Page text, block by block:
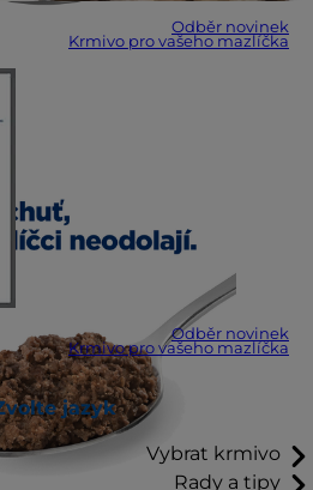
Odběr novinek
Krmivo pro vašeho mazlíčka
Odběr novinek
Krmivo pro vašeho mazlíčka
jazyk
Vybrat krmivo
Rady a tipy